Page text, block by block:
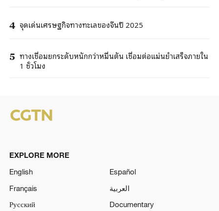
4 จุดเด่นเศรษฐกิจทางทะเลของจีนปี 2025
5 ทางเชื่อมยกระดับหนักกว่าหมื่นตัน เชื่อมต่อแม่นยำเสร็จภายใน
1 ชั่วโมง
EXPLORE MORE
English
Español
Français
العربية
Русский
Documentary